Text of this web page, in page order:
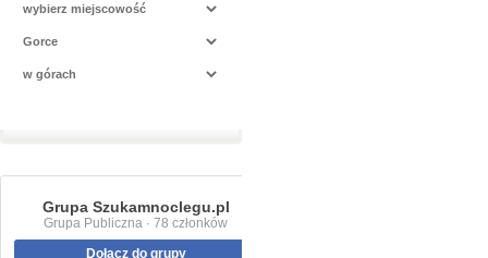
Grupa Szukamnoclegu.pl
Grupa Publiczna · 78 członków
Dołącz do grupy